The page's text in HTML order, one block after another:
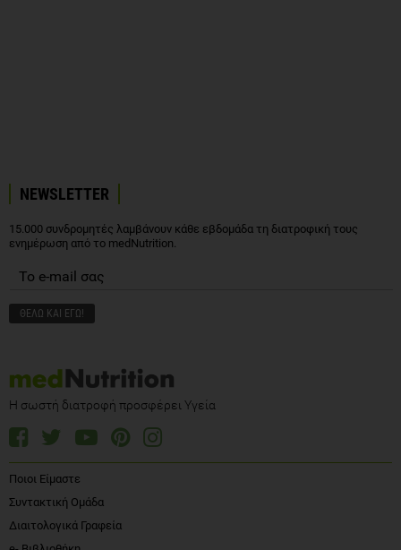
NEWSLETTER
15.000 συνδρομητές λαμβάνουν κάθε εβδομάδα τη διατροφική τους
ενημέρωση από το medNutrition.
Η σωστή διατροφή προσφέρει Υγεία
Ποιοι Είμαστε
Συντακτική Ομάδα
Διαιτολογικά Γραφεία